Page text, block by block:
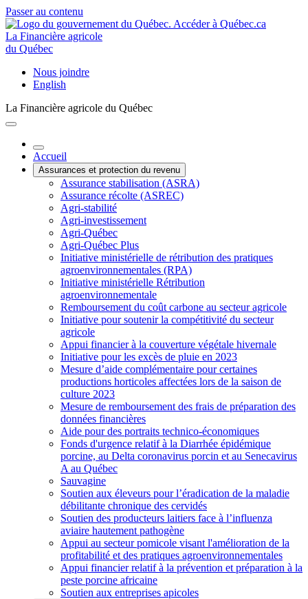
Passer au contenu
La Financière agricole
du Québec
Nous joindre
English
La Financière agricole du Québec
Accueil
Assurances et protection du revenu
Assurance stabilisation (ASRA)
Assurance récolte (ASREC)
Agri-stabilité
Agri-investissement
Agri-Québec
Agri-Québec Plus
Initiative ministérielle de rétribution des pratiques
agroenvironnementales (RPA)
Initiative ministérielle Rétribution
agroenvironnementale
Remboursement du coût carbone au secteur agricole
Initiative pour soutenir la compétitivité du secteur
agricole
Appui financier à la couverture végétale hivernale
Initiative pour les excès de pluie en 2023
Mesure d’aide complémentaire pour certaines
productions horticoles affectées lors de la saison de
culture 2023
Mesure de remboursement des frais de préparation des
données financières
Aide pour des portraits technico-économiques
Fonds d'urgence relatif à la Diarrhée épidémique
porcine, au Delta coronavirus porcin et au Senecavirus
A au Québec
Sauvagine
Soutien aux éleveurs pour l’éradication de la maladie
débilitante chronique des cervidés
Soutien des producteurs laitiers face à l’influenza
aviaire hautement pathogène
Appui au secteur pomicole visant l'amélioration de la
profitabilité et des pratiques agroenvironnementales
Appui financier relatif à la prévention et préparation à la
peste porcine africaine
Soutien aux entreprises apicoles